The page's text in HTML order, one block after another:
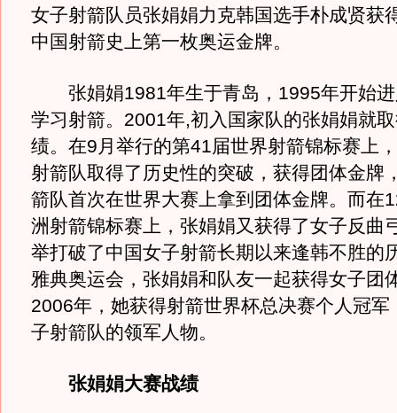
女子射箭队员张娟娟力克韩国选手朴成贤获
中国射箭史上第一枚奥运金牌。
张娟娟1981年生于青岛，1995年开始进
学习射箭。2001年,初入国家队的张娟娟就
绩。在9月举行的第41届世界射箭锦标赛上
射箭队取得了历史性的突破，获得团体金牌
箭队首次在世界大赛上拿到团体金牌。而在
洲射箭锦标赛上，张娟娟又获得了女子反曲
举打破了中国女子射箭长期以来逢韩不胜的
雅典奥运会，张娟娟和队友一起获得女子团
2006年，她获得射箭世界杯总决赛个人冠军
子射箭队的领军人物。
张娟娟大赛战绩